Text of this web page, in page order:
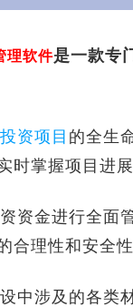
理软件是一款专
投资项目 的全生
时掌握项目进
金进行全面管
合理性和安全性
涉及的各类材